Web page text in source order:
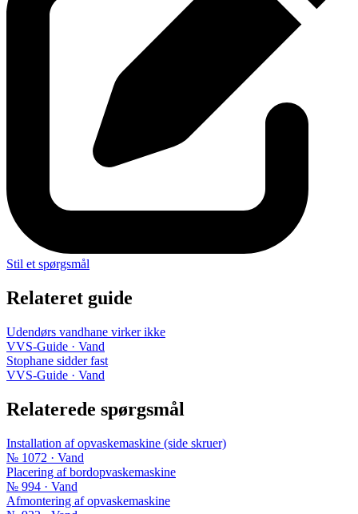
Stil et spørgsmål
Relateret guide
Udendørs vandhane virker ikke
VVS-Guide · Vand
Stophane sidder fast
VVS-Guide · Vand
Relaterede spørgsmål
Installation af opvaskemaskine (side skruer)
№ 1072 · Vand
Placering af bordopvaskemaskine
№ 994 · Vand
Afmontering af opvaskemaskine